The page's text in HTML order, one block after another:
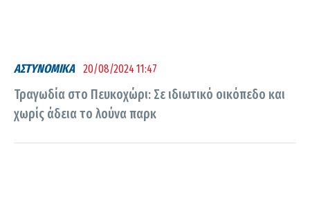
ΑΣΤΥΝΟΜΙΚΑ 20/08/2024 11:47
Τραγωδία στο Πευκοχώρι: Σε ιδιωτικό οικόπεδο και
χωρίς άδεια το λούνα παρκ